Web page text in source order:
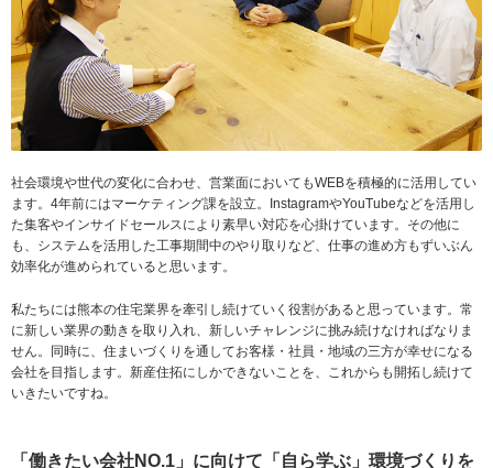
社会環境や世代の変化に合わせ、営業面においてもWEBを積極的に活用してい
ます。4年前にはマーケティング課を設立。InstagramやYouTubeなどを活用し
た集客やインサイドセールスにより素早い対応を心掛けています。その他に
も、システムを活用した工事期間中のやり取りなど、仕事の進め方もずいぶん
効率化が進められていると思います。
私たちには熊本の住宅業界を牽引し続けていく役割があると思っています。常
に新しい業界の動きを取り入れ、新しいチャレンジに挑み続けなければなりま
せん。同時に、住まいづくりを通してお客様・社員・地域の三方が幸せになる
会社を目指します。新産住拓にしかできないことを、これからも開拓し続けて
いきたいですね。
「働きたい会社NO.1」に向けて「自ら学ぶ」環境づくりを